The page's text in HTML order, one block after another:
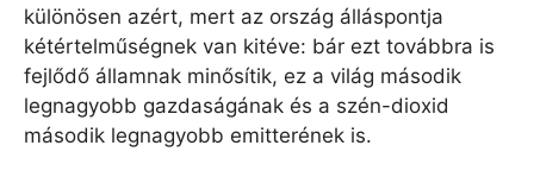
különösen azért, mert az ország álláspontja
kétértelműségnek van kitéve: bár ezt továbbra is
fejlődő államnak minősítik, ez a világ második
legnagyobb gazdaságának és a szén-dioxid
második legnagyobb emitterének is.